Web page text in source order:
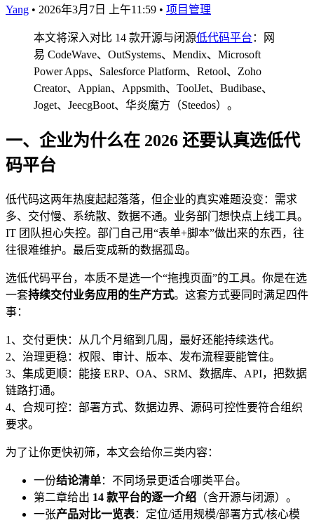
Yang • 2026年3月7日 上午11:59 • 项目管理
本文将深入对比 14 款开源与闭源低代码平台 ：网
易 CodeWave、OutSystems、Mendix、Microsoft
Power Apps、Salesforce Platform、Retool、Zoho
Creator、Appian、Appsmith、ToolJet、Budibase、
Joget、JeecgBoot、华炎魔方（Steedos）。
一、企业为什么在 2026 还要认真选低代
码平台
低代码这两年热度起起落落，但企业的真实难题没变：需求
多、交付慢、系统散、数据不通。业务部门想快点上线工具。
IT 团队担心失控。部门自己用“表单+脚本”做出来的东西，往
往很难维护。最后变成新的数据孤岛。
选低代码平台，本质不是选一个“拖拽页面”的工具。你是在选
一套持续交付业务应用的生产方式。这套方式要同时满足四件
事：
1、交付更快：从几个月缩到几周，最好还能持续迭代。
2、治理更稳：权限、审计、版本、发布流程要能管住。
3、集成更顺：能接 ERP、OA、SRM、数据库、API，把数据
链路打通。
4、合规可控：部署方式、数据边界、源码可控性要符合组织
要求。
为了让你更快初筛，本文会给你三类内容：
一份结论清单：不同场景更适合哪类平台。
第二章给出 14 款平台的逐一介绍 （含开源与闭源）。
一张产品对比一览表：定位/适用规模/部署方式/核心模